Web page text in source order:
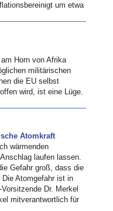
um etwa
Horn von Afrika
militärischen
die EU selbst
wird, ist eine Lüge.
Atomkraft
wärmenden
laufen lassen.
Gefahr groß, dass die
Atomgefahr ist in
Dr. Merkel
mitverantwortlich für